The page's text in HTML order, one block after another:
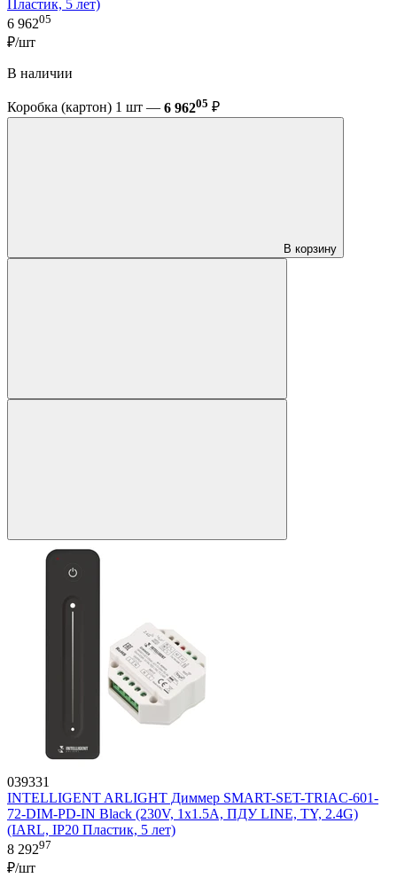
Пластик, 5 лет)
6 96205
₽/шт
В наличии
Коробка (картон) 1 шт — 6 96205 ₽
В корзину
039331
INTELLIGENT ARLIGHT Диммер SMART-SET-TRIAC-601-
72-DIM-PD-IN Black (230V, 1x1.5A, ПДУ LINE, TY, 2.4G)
(IARL, IP20 Пластик, 5 лет)
8 29297
₽/шт